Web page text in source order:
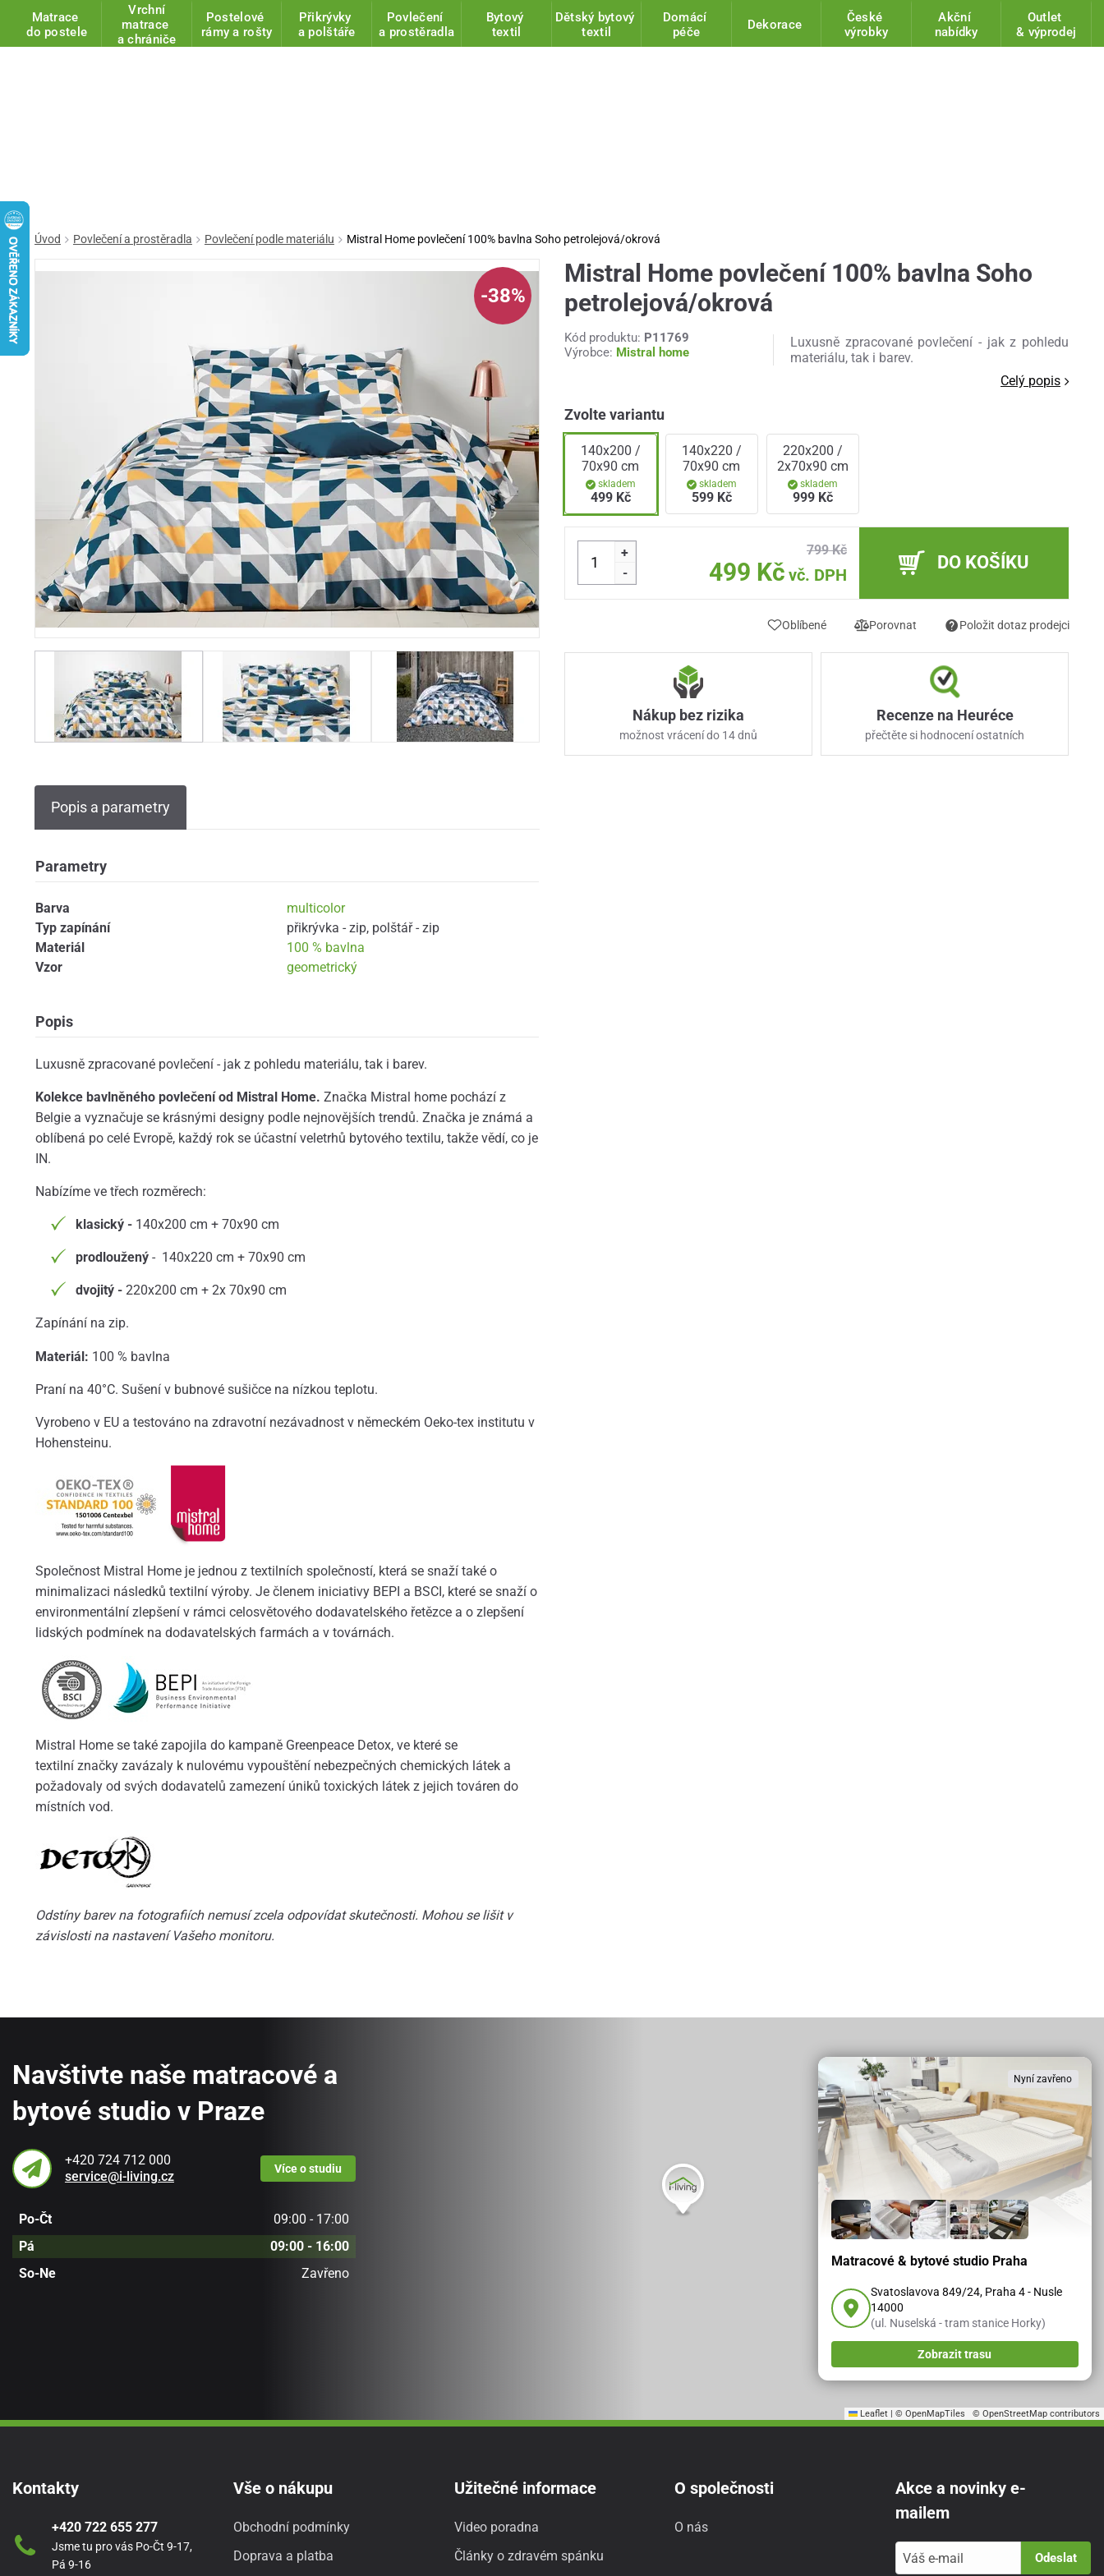
Matrace
do postele
Vrchní
matrace
a chrániče
Postelové
rámy a rošty
Přikrývky
a polštáře
Povlečení
a prostěradla
Bytový
textil
Dětský bytový
textil
Domácí
péče
Dekorace
České
výrobky
Akční
nabídky
Outlet
& výprodej
Úvod Povlečení a prostěradla Povlečení podle materiálu Mistral Home povlečení 100% bavlna Soho petrolejová/okrová
-38%
Popis a parametry
Parametry
Barva
multicolor
Typ zapínání
přikrývka - zip, polštář - zip
Materiál
100 % bavlna
Vzor
geometrický
Popis
Luxusně zpracované povlečení - jak z pohledu materiálu, tak i barev.
Kolekce bavlněného povlečení od Mistral Home. Značka Mistral home pochází z
Belgie a vyznačuje se krásnými designy podle nejnovějších trendů. Značka je známá a
oblíbená po celé Evropě, každý rok se účastní veletrhů bytového textilu, takže vědí, co je
IN.
Nabízíme ve třech rozměrech:
klasický - 140x200 cm + 70x90 cm
prodloužený- 140x220 cm + 70x90 cm
dvojitý -220x200 cm + 2x 70x90 cm
Zapínání na zip.
Materiál: 100 % bavlna
Praní na 40°C. Sušení v bubnové sušičce na nízkou teplotu.
Vyrobeno v EU a testováno na zdravotní nezávadnost v německém Oeko-tex institutu v
Hohensteinu.
Společnost Mistral Home je jednou z textilních společností, která se snaží také o
minimalizaci následků textilní výroby. Je členem iniciativy BEPI a BSCI, které se snaží o
environmentální zlepšení v rámci celosvětového dodavatelského řetězce a o zlepšení
lidských podmínek na dodavatelských farmách a v továrnách.
Mistral Home se také zapojila do kampaně Greenpeace Detox, ve které se
textilní značky zavázaly k nulovému vypouštění nebezpečných chemických látek a
požadovaly od svých dodavatelů zamezení úniků toxických látek z jejich továren do
místních vod.
Odstíny barev na fotografiích nemusí zcela odpovídat skutečnosti. Mohou se lišit v
závislosti na nastavení Vašeho monitoru.
Mistral Home povlečení 100% bavlna Soho
petrolejová/okrová
Kód produktu: P11769
Výrobce: Mistral home
Luxusně zpracované povlečení - jak z pohledu
materiálu, tak i barev.
Celý popis
Zvolte variantu
140x200 /
70x90 cm
skladem
499 Kč
140x220 /
70x90 cm
skladem
599 Kč
220x200 /
2x70x90 cm
skladem
999 Kč
+
-
799 Kč
499 Kč vč. DPH
DO KOŠÍKU
Oblíbené Porovnat Položit dotaz prodejci
Nákup bez rizika
možnost vrácení do 14 dnů
Recenze na Heuréce
přečtěte si hodnocení ostatních
Leaflet © OpenMapTiles © OpenStreetMap contributors
Navštivte naše matracové a
bytové studio v Praze
+420 724 712 000
service@i-living.cz
Víceo studiu
Po-Čt
09:00 - 17:00
Pá
09:00 - 16:00
So-Ne
Zavřeno
Nyní zavřeno
Matracové & bytové studio Praha
Svatoslavova 849/24, Praha 4 - Nusle
14000
(ul. Nuselská - tram stanice Horky)
Zobrazit trasu
Kontakty
+420 722 655 277
Jsme tu pro vás Po-Čt 9-17,
Pá 9-16
Vše o nákupu
Obchodní podmínky
Doprava a platba
Užitečné informace
Video poradna
Články o zdravém spánku
O společnosti
O nás
Akce a novinky e-
mailem
Odeslat